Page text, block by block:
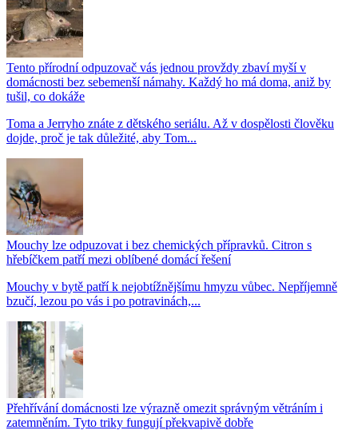
Tento přírodní odpuzovač vás jednou provždy zbaví myší v
domácnosti bez sebemenší námahy. Každý ho má doma, aniž by
tušil, co dokáže
Toma a Jerryho znáte z dětského seriálu. Až v dospělosti člověku
dojde, proč je tak důležité, aby Tom...
Mouchy lze odpuzovat i bez chemických přípravků. Citron s
hřebíčkem patří mezi oblíbené domácí řešení
Mouchy v bytě patří k nejobtížnějšímu hmyzu vůbec. Nepříjemně
bzučí, lezou po vás i po potravinách,...
Přehřívání domácnosti lze výrazně omezit správným větráním i
zatemněním. Tyto triky fungují překvapivě dobře